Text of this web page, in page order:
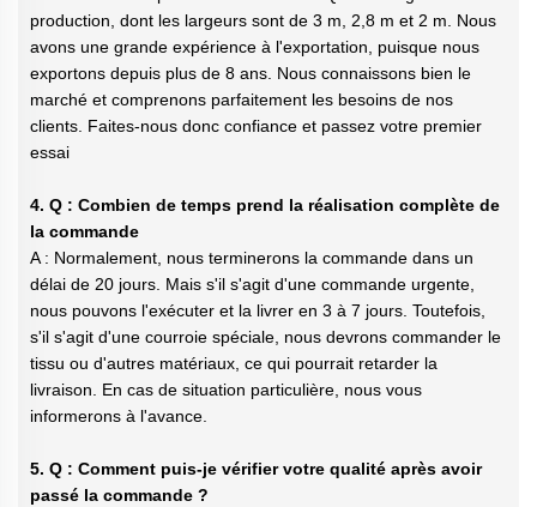
production, dont les largeurs sont de 3 m, 2,8 m et 2 m. Nous
avons une grande expérience à l'exportation, puisque nous
exportons depuis plus de 8 ans. Nous connaissons bien le
marché et comprenons parfaitement les besoins de nos
clients. Faites-nous donc confiance et passez votre premier
essai
4. Q : Combien de temps prend la réalisation complète de
la commande
A : Normalement, nous terminerons la commande dans un
délai de 20 jours. Mais s'il s'agit d'une commande urgente,
nous pouvons l'exécuter et la livrer en 3 à 7 jours. Toutefois,
s'il s'agit d'une courroie spéciale, nous devrons commander le
tissu ou d'autres matériaux, ce qui pourrait retarder la
livraison. En cas de situation particulière, nous vous
informerons à l'avance.
5. Q : Comment puis-je vérifier votre qualité après avoir
passé la commande ?